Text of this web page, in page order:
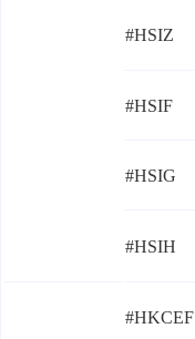
#HSIZ
#HSIF
#HSIG
#HSIH
#HKCEF